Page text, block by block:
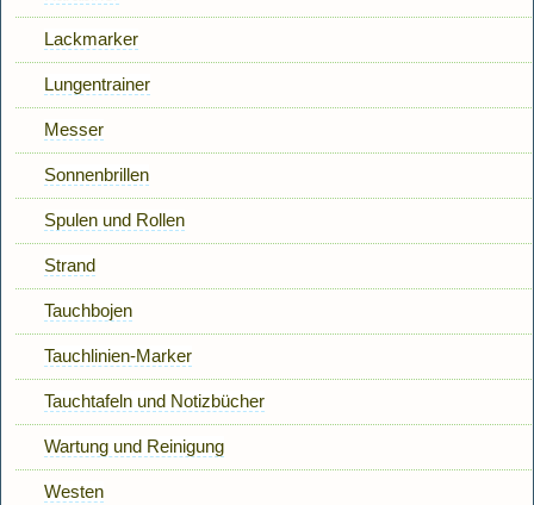
Lackmarker
Lungentrainer
Messer
Sonnenbrillen
Spulen und Rollen
Strand
Tauchbojen
Tauchlinien-Marker
Tauchtafeln und Notizbücher
Wartung und Reinigung
Westen